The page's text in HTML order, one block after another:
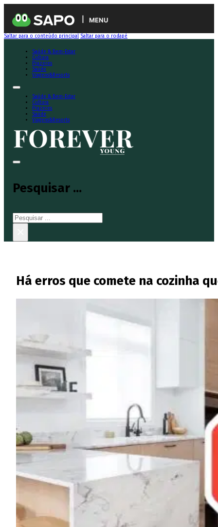
MENU
Saltar para o conteúdo principal Saltar para o rodapé
Saúde & Bem-Estar
Cultura
Prazeres
Saúde
Viagens&Resorts
Saúde & Bem-Estar
Cultura
Prazeres
Saúde
Viagens&Resorts
Pesquisar ...
Pesquisar
Há erros que comete na cozinha